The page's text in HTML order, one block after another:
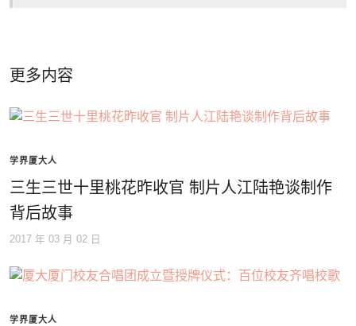
更多内容
学界厦大人
三生三世十里桃花昨收官 制片人江陆艳谈制作
背后故事
2017 年 03 月 02 日
学界厦大人